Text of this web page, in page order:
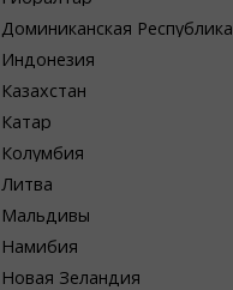
Доминиканская Республика
Индонезия
Казахстан
Катар
Колумбия
Литва
Мальдивы
Намибия
Новая Зеландия